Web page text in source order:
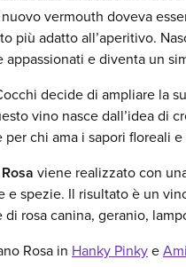
vermouth doveva
più adatto all’aperitivo.
e diventa un
decide di ampliare la
vino nasce dall’idea di
chi ama i sapori floreali
viene realizzato con
e spezie. Il risultato è un
rosa canina, geranio,
Rosa in Hanky Pinkye